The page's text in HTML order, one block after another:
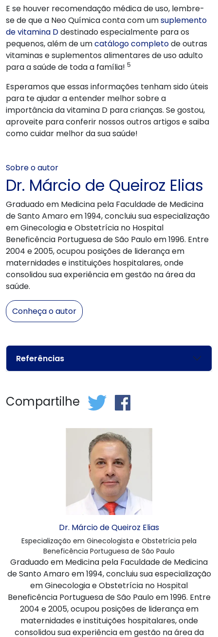
E se houver recomendação médica de uso, lembre-
se de que a Neo Química conta com umsuplemento
de vitamina Ddestinado especialmente para os
pequenos, além de umcatálogo completode outras
vitaminas e suplementos alimentares de uso adulto
para a saúde de toda a família! 5
Esperamos que essas informações tenham sido úteis
para te ajudar a entender melhor sobre a
importância da vitamina D para crianças. Se gostou,
aproveite para conferir nossos outros artigos e saiba
como cuidar melhor da sua saúde!
Sobre o autor
Dr. Márcio de Queiroz Elias
Graduado em Medicina pela Faculdade de Medicina
de Santo Amaro em 1994, concluiu sua especialização
em Ginecologia e Obstetrícia no Hospital
Beneficência Portuguesa de São Paulo em 1996. Entre
2004 e 2005, ocupou posições de liderança em
maternidades e instituições hospitalares, onde
consolidou sua experiência em gestão na área da
saúde.
Conheça o autor
Referências
Compartilhe
Dr. Márcio de Queiroz Elias
Especialização em Ginecologista e Obstetrícia pela
Beneficência Portuguesa de São Paulo
Graduado em Medicina pela Faculdade de Medicina
de Santo Amaro em 1994, concluiu sua especialização
em Ginecologia e Obstetrícia no Hospital
Beneficência Portuguesa de São Paulo em 1996. Entre
2004 e 2005, ocupou posições de liderança em
maternidades e instituições hospitalares, onde
consolidou sua experiência em gestão na área da